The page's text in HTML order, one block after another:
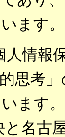
ます。
人情報
思考
ます。
名古